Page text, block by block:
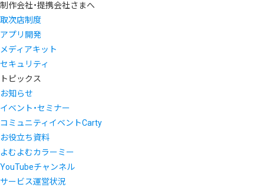
制作会社・提携会社さまへ
取次店制度
アプリ開発
メディアキット
セキュリティ
トピックス
お知らせ
イベント・セミナー
コミュニティイベントCarty
お役立ち資料
よむよむカラーミー
YouTubeチャンネル
サービス運営状況